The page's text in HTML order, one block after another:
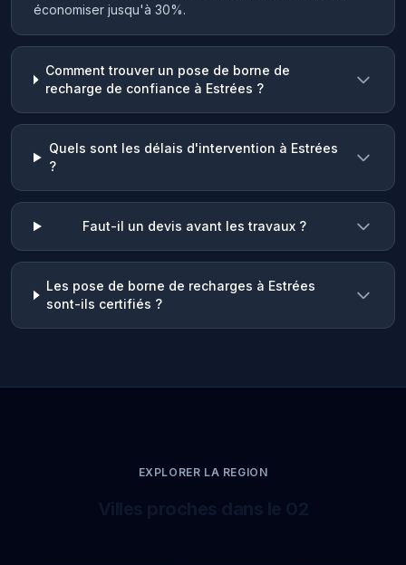
économiser jusqu'à 30%.
Comment trouver un pose de borne de
recharge de confiance à Estrées ?
Quels sont les délais d'intervention à Estrées
?
Faut-il un devis avant les travaux ?
Les pose de borne de recharges à Estrées
sont-ils certifiés ?
EXPLORER LA REGION